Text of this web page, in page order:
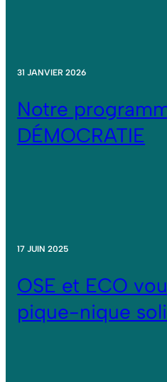
31 JANVIER 2026
Notre
DÉMOCRATIE
17 JUIN 2025
OSE et ECO
pique-nique